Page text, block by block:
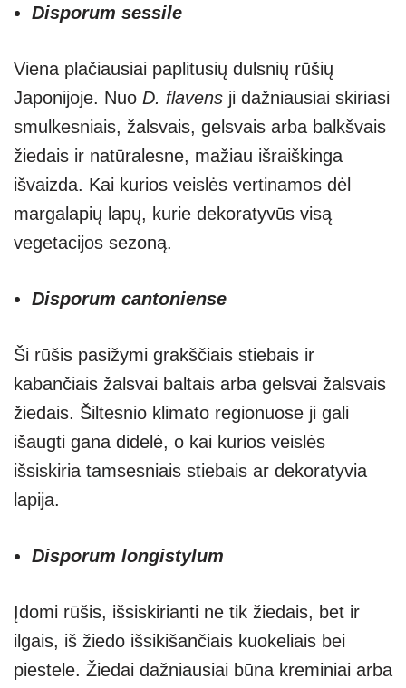
Disporum sessile
Viena plačiausiai paplitusių dulsnių rūšių
Japonijoje. Nuo D. flavens ji dažniausiai skiriasi
smulkesniais, žalsvais, gelsvais arba balkšvais
žiedais ir natūralesne, mažiau išraiškinga
išvaizda. Kai kurios veislės vertinamos dėl
margalapių lapų, kurie dekoratyvūs visą
vegetacijos sezoną.
Disporum cantoniense
Ši rūšis pasižymi grakščiais stiebais ir
kabančiais žalsvai baltais arba gelsvai žalsvais
žiedais. Šiltesnio klimato regionuose ji gali
išaugti gana didelė, o kai kurios veislės
išsiskiria tamsesniais stiebais ar dekoratyvia
lapija.
Disporum longistylum
Įdomi rūšis, išsiskirianti ne tik žiedais, bet ir
ilgais, iš žiedo išsikišančiais kuokeliais bei
piestele. Žiedai dažniausiai būna kreminiai arba